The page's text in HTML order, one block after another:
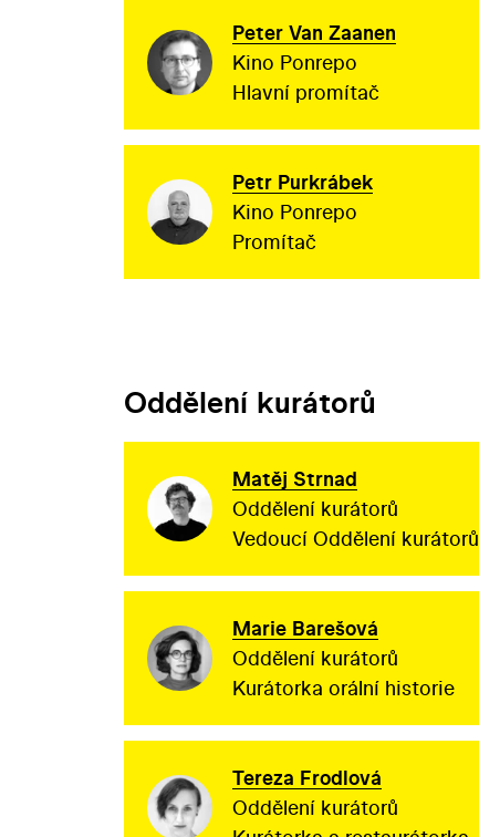
Peter Van Zaanen
Kino Ponrepo
Hlavní promítač
Petr Purkrábek
Kino Ponrepo
Promítač
Oddělení kurátorů
Matěj Strnad
Oddělení kurátorů
Vedoucí Oddělení kurátorů
Marie Barešová
Oddělení kurátorů
Kurátorka orální historie
Tereza Frodlová
Oddělení kurátorů